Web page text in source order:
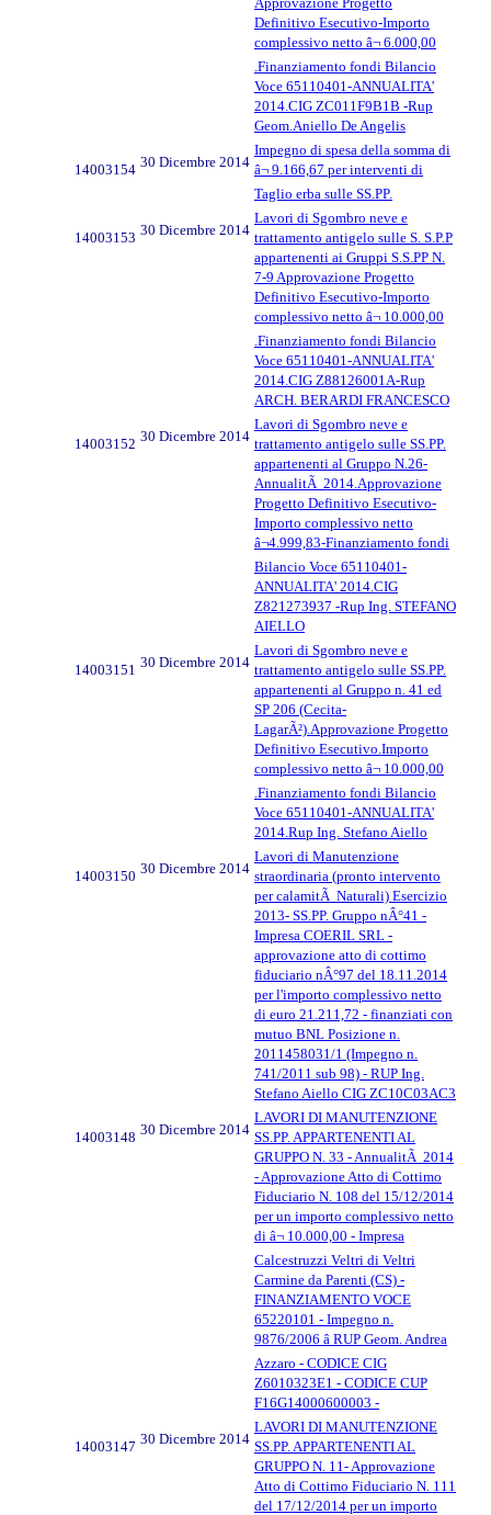
Definitivo Esecutivo-Importo
complessivo netto â¬ 6.000,00
.Finanziamento fondi Bilancio
Voce 65110401-ANNUALITA'
2014.CIG ZC011F9B1B -Rup
Geom.Aniello De Angelis
14003154 30 Dicembre 2014
Impegno di spesa della somma di
â¬ 9.166,67 per interventi di
Taglio erba sulle SS.PP.
14003153 30 Dicembre 2014
Lavori di Sgombro neve e
trattamento antigelo sulle S. S.P.P
appartenenti ai Gruppi S.S.PP N.
7-9 Approvazione Progetto
Definitivo Esecutivo-Importo
complessivo netto â¬ 10.000,00
.Finanziamento fondi Bilancio
Voce 65110401-ANNUALITA'
2014.CIG Z88126001A-Rup
ARCH. BERARDI FRANCESCO
14003152 30 Dicembre 2014
Lavori di Sgombro neve e
trattamento antigelo sulle SS.PP.
appartenenti al Gruppo N.26-
AnnualitÃ 2014.Approvazione
Progetto Definitivo Esecutivo-
Importo complessivo netto
â¬4.999,83-Finanziamento fondi
Bilancio Voce 65110401-
ANNUALITA' 2014.CIG
Z821273937 -Rup Ing. STEFANO
AIELLO
14003151 30 Dicembre 2014
Lavori di Sgombro neve e
trattamento antigelo sulle SS.PP.
appartenenti al Gruppo n. 41 ed
SP 206 (Cecita-
LagarÃ²).Approvazione Progetto
Definitivo Esecutivo.Importo
complessivo netto â¬ 10.000,00
.Finanziamento fondi Bilancio
Voce 65110401-ANNUALITA'
2014.Rup Ing. Stefano Aiello
14003150 30 Dicembre 2014
Lavori di Manutenzione
straordinaria (pronto intervento
per calamitÃ Naturali) Esercizio
2013- SS.PP. Gruppo nÂ°41 -
Impresa COERIL SRL -
approvazione atto di cottimo
fiduciario nÂ°97 del 18.11.2014
per l'importo complessivo netto
di euro 21.211,72 - finanziati con
mutuo BNL Posizione n.
2011458031/1 (Impegno n.
741/2011 sub 98) - RUP Ing.
Stefano Aiello CIG ZC10C03AC3
14003148 30 Dicembre 2014
LAVORI DI MANUTENZIONE
SS.PP. APPARTENENTI AL
GRUPPO N. 33 - AnnualitÃ 2014
- Approvazione Atto di Cottimo
Fiduciario N. 108 del 15/12/2014
per un importo complessivo netto
di â¬ 10.000,00 - Impresa
Calcestruzzi Veltri di Veltri
Carmine da Parenti (CS) -
FINANZIAMENTO VOCE
65220101 - Impegno n.
9876/2006 â RUP Geom. Andrea
Azzaro - CODICE CIG
Z6010323E1 - CODICE CUP
F16G14000600003 -
14003147 30 Dicembre 2014
LAVORI DI MANUTENZIONE
SS.PP. APPARTENENTI AL
GRUPPO N. 11- Approvazione
Atto di Cottimo Fiduciario N. 111
del 17/12/2014 per un importo